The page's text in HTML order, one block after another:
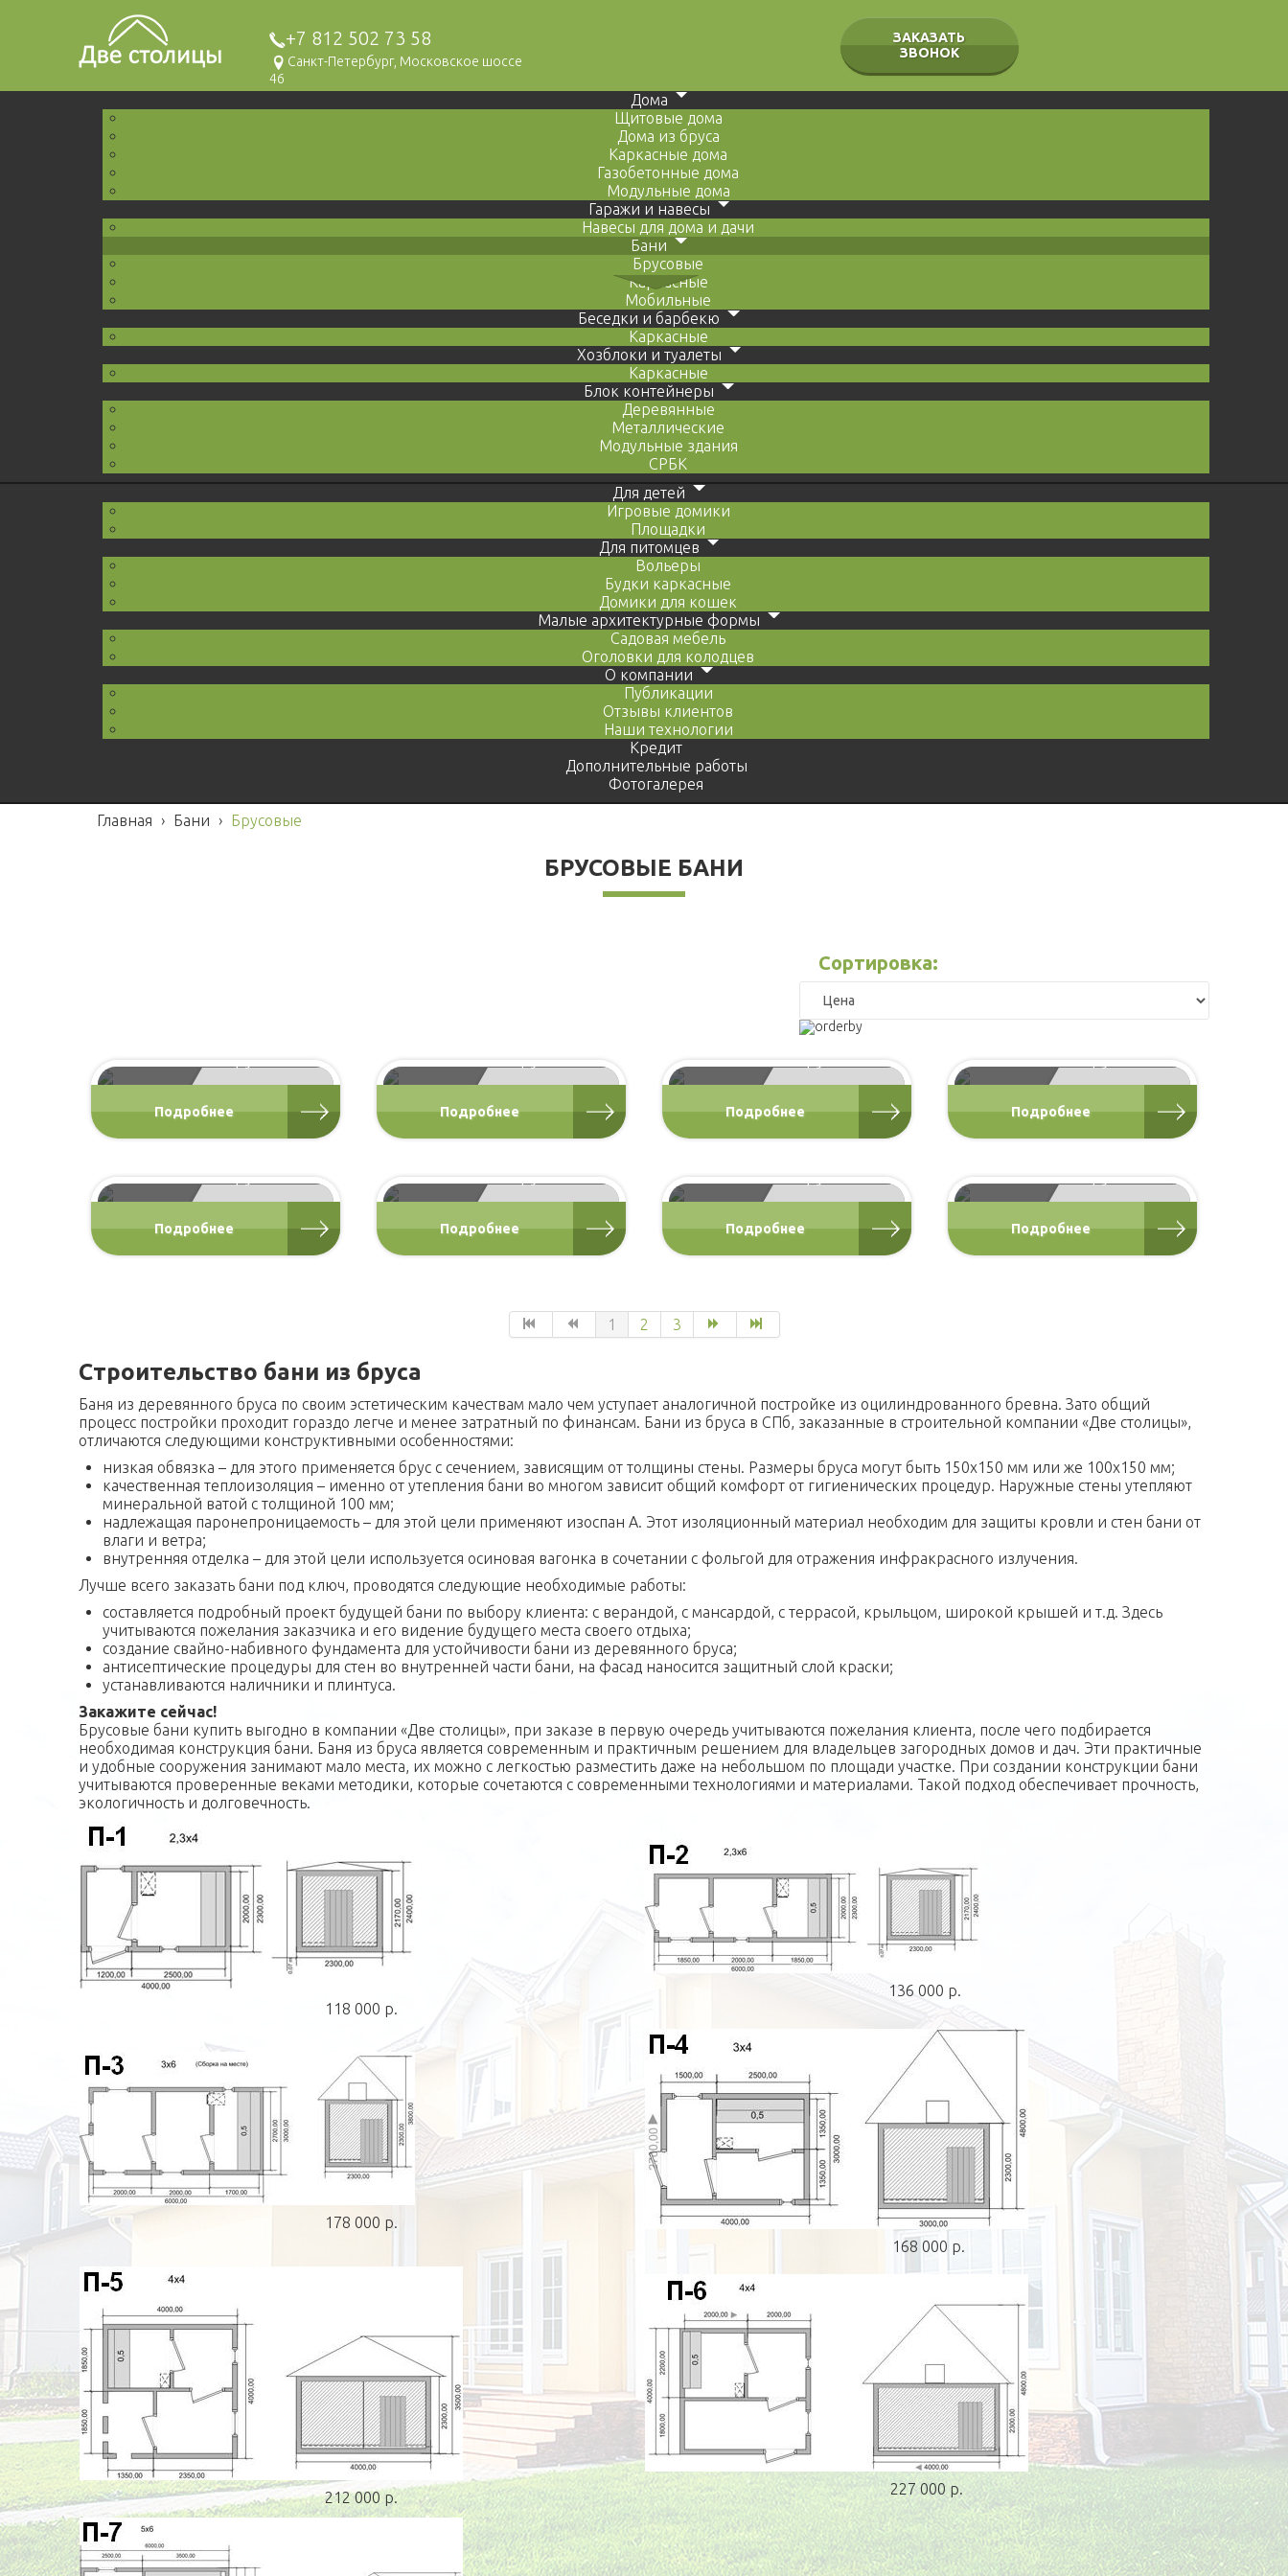
+7 812 502 73 58
Санкт-Петербург, Московское шоссе
46
ЗАКАЗАТЬ
ЗВОНОК
Дома
Щитовые дома
Дома из бруса
Каркасные дома
Газобетонные дома
Модульные дома
Гаражи и навесы
Навесы для дома и дачи
Бани
Брусовые
Каркасные
Мобильные
Беседки и барбекю
Каркасные
Хозблоки и туалеты
Каркасные
Блок контейнеры
Деревянные
Металлические
Модульные здания
СРБК
Для детей
Игровые домики
Площадки
Для питомцев
Вольеры
Будки каркасные
Домики для кошек
Малые архитектурные формы
Садовая мебель
Оголовки для колодцев
О компании
Публикации
Отзывы клиентов
Наши технологии
Кредит
Дополнительные работы
Фотогалерея
Главная › Бани › Брусовые
БРУСОВЫЕ БАНИ
Сортировка:
от 165 000 Р
Подробнее
от 177 000 Р
Подробнее
от 185 000 Р
Б-4, баня 3х5
Подробнее
от 189 000 Р
Подробнее
от 198 000 Р
Подробнее
от 260 000 Р
Подробнее
от 270 000 Р
Подробнее
от 283 000 Р
Подробнее
1 2 3
Строительство бани из бруса
Баня из деревянного бруса по своим эстетическим качествам мало чем уступает аналогичной постройке из оцилиндрованного бревна. Зато общий
процесс постройки проходит гораздо легче и менее затратный по финансам. Бани из бруса в СПб, заказанные в строительной компании «Две столицы»,
отличаются следующими конструктивными особенностями:
низкая обвязка – для этого применяется брус с сечением, зависящим от толщины стены. Размеры бруса могут быть 150х150 мм или же 100х150 мм;
качественная теплоизоляция – именно от утепления бани во многом зависит общий комфорт от гигиенических процедур. Наружные стены утепляют
минеральной ватой с толщиной 100 мм;
надлежащая паронепроницаемость – для этой цели применяют изоспан А. Этот изоляционный материал необходим для защиты кровли и стен бани от
влаги и ветра;
внутренняя отделка – для этой цели используется осиновая вагонка в сочетании с фольгой для отражения инфракрасного излучения.
Лучше всего заказать бани под ключ, проводятся следующие необходимые работы:
составляется подробный проект будущей бани по выбору клиента: с верандой, с мансардой, с террасой, крыльцом, широкой крышей и т.д. Здесь
учитываются пожелания заказчика и его видение будущего места своего отдыха;
создание свайно-набивного фундамента для устойчивости бани из деревянного бруса;
антисептические процедуры для стен во внутренней части бани, на фасад наносится защитный слой краски;
устанавливаются наличники и плинтуса.
Закажите сейчас!
Брусовые бани купить выгодно в компании «Две столицы», при заказе в первую очередь учитываются пожелания клиента, после чего подбирается
необходимая конструкция бани. Баня из бруса является современным и практичным решением для владельцев загородных домов и дач. Эти практичные
и удобные сооружения занимают мало места, их можно с легкостью разместить даже на небольшом по площади участке. При создании конструкции бани
учитываются проверенные веками методики, которые сочетаются с современными технологиями и материалами. Такой подход обеспечивает прочность,
экологичность и долговечность.
118 000 р.
136 000 р.
178 000 р.
168 000 р.
212 000 р. 227 000 р.